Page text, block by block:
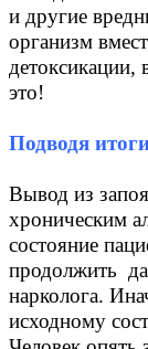
и другие
организм
это!
Подводя
Вывод из
хроническим
состояние
продолжить
нарколога.
исходному